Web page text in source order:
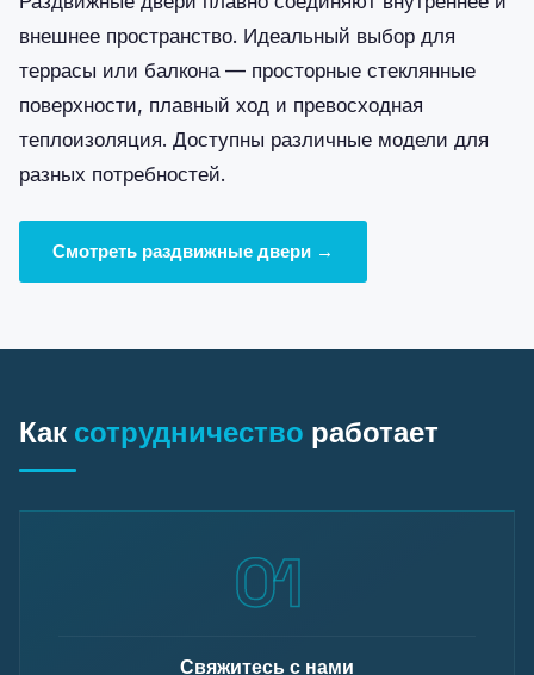
внешнее пространство. Идеальный выбор для
террасы или балкона — просторные стеклянные
поверхности, плавный ход и превосходная
теплоизоляция. Доступны различные модели для
разных потребностей.
Смотреть раздвижные двери →
Как сотрудничество работает
Свяжитесь с нами